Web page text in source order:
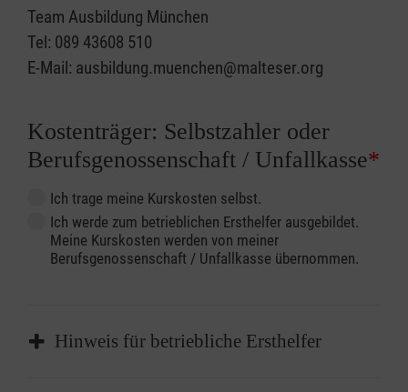
Team Ausbildung München
Tel: 089 43608 510
E-Mail: ausbildung.muenchen@malteser.org
Kostenträger: Selbstzahler oder
Berufsgenossenschaft / Unfallkasse*
Ich trage meine Kurskosten selbst.
Ich werde zum betrieblichen Ersthelfer ausgebildet.
Meine Kurskosten werden von meiner
Berufsgenossenschaft / Unfallkasse übernommen.
Hinweis für betriebliche Ersthelfer